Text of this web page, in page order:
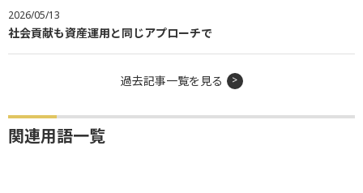
2026/05/13
社会貢献も資産運用と同じアプローチで
過去記事一覧を見る
関連用語一覧